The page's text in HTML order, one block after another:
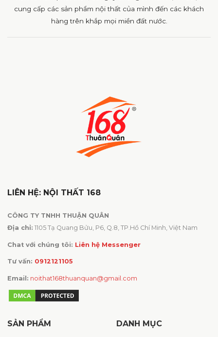
cung cấp các sản phẩm nội thất của mình đến các khách
hàng trên khắp mọi miền đất nước.
LIÊN HỆ: NỘI THẤT 168
CÔNG TY TNHH THUẬN QUÂN
Địa chỉ: 1105 Tạ Quang Bửu, P6, Q.8, TP.Hồ Chí Minh, Việt Nam
Chat với chúng tôi: Liên hệ Messenger
Tư vấn: 0912121105
Email: noithat168thuanquan@gmail.com
SẢN PHẨM DANH MỤC